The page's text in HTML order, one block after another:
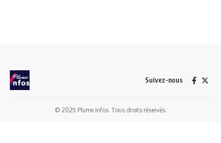
Suivez-nous
© 2025 Plume Infos. Tous droits réservés.